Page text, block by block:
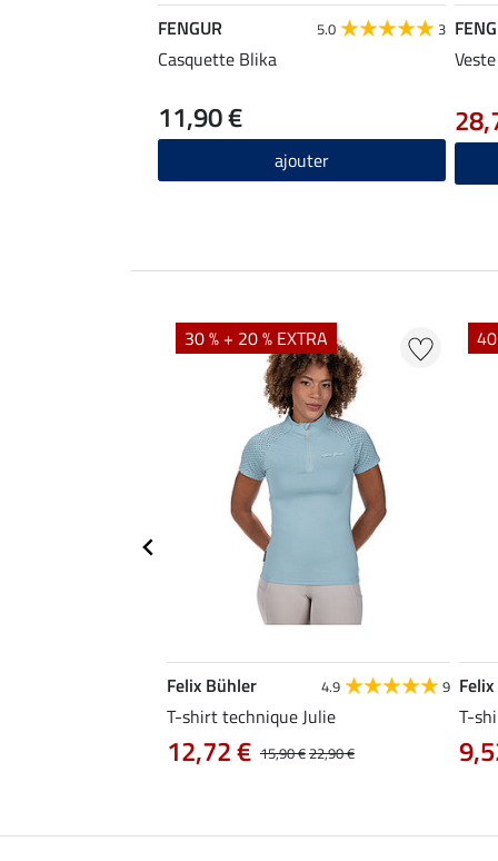
FENGUR 5.0 3
Casquette Blika
11,90 €
ajouter
30 % + 20 % EXTRA
Felix Bühler 4.9 9
T-shirt technique Julie
15,90 €22,90 €
12,72 €
T-